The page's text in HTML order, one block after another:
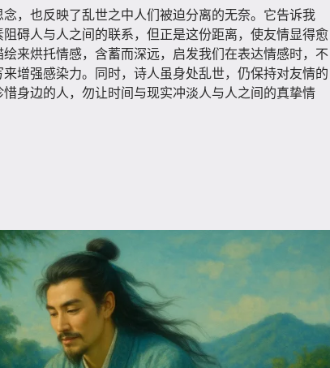
，也反映了乱世之中人们被迫分离的无奈。它告诉我
碍人与人之间的联系，但正是这份距离，使友情显得愈
来烘托情感，含蓄而深远，启发我们在表达情感时，不
增强感染力。同时，诗人虽身处乱世，仍保持对友情的
身边的人，勿让时间与现实冲淡人与人之间的真挚情